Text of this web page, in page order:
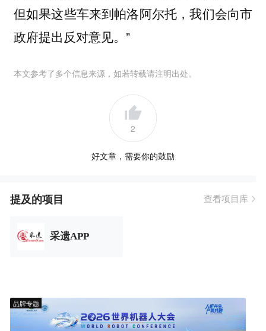
但如果这些车来到帕洛阿尔托，我们会向市
政府提出反对意见。”
本文参考了多个信息来源，如若转载请注明出处。
2
好文章，需要你的鼓励
提及的项目 查看项目库
采遗APP
品牌专题